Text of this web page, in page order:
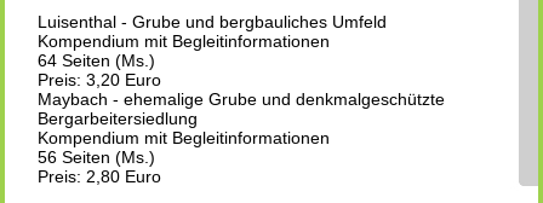
Luisenthal - Grube und bergbauliches Umfeld
Kompendium mit Begleitinformationen
64 Seiten (Ms.)
Preis: 3,20 Euro
Maybach - ehemalige Grube und denkmalgeschützte
Bergarbeitersiedlung
Kompendium mit Begleitinformationen
56 Seiten (Ms.)
Preis: 2,80 Euro